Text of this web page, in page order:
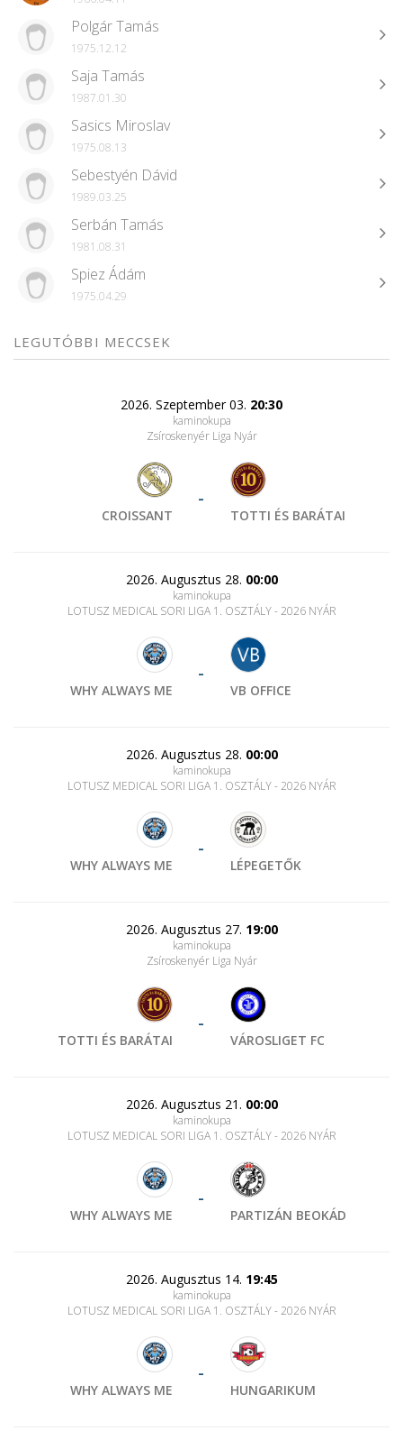
Polgár Tamás
1975.12.12
Saja Tamás
1987.01.30
Sasics Miroslav
1975.08.13
Sebestyén Dávid
1989.03.25
Serbán Tamás
1981.08.31
Spiez Ádám
1975.04.29
LEGUTÓBBI MECCSEK
2026. Szeptember 03. 20:30
kaminokupa
Zsíroskenyér Liga Nyár
CROISSANT
-
TOTTI ÉS BARÁTAI
2026. Augusztus 28. 00:00
kaminokupa
LOTUSZ MEDICAL SORI LIGA 1. OSZTÁLY - 2026 NYÁR
WHY ALWAYS ME
-
VB OFFICE
2026. Augusztus 28. 00:00
kaminokupa
LOTUSZ MEDICAL SORI LIGA 1. OSZTÁLY - 2026 NYÁR
WHY ALWAYS ME
-
LÉPEGETŐK
2026. Augusztus 27. 19:00
kaminokupa
Zsíroskenyér Liga Nyár
TOTTI ÉS BARÁTAI
-
VÁROSLIGET FC
2026. Augusztus 21. 00:00
kaminokupa
LOTUSZ MEDICAL SORI LIGA 1. OSZTÁLY - 2026 NYÁR
WHY ALWAYS ME
-
PARTIZÁN BEOKÁD
2026. Augusztus 14. 19:45
kaminokupa
LOTUSZ MEDICAL SORI LIGA 1. OSZTÁLY - 2026 NYÁR
WHY ALWAYS ME
-
HUNGARIKUM